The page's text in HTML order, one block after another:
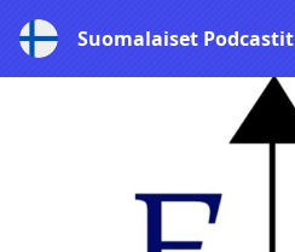
Suomalaiset Podcastit